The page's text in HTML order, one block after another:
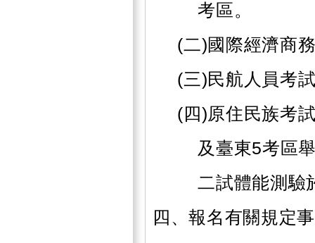
考區。
(二)國際經濟商
(三)民航人員考
(四)原住民族考
及臺東5考區
二試體能測驗
四、報名有關規定